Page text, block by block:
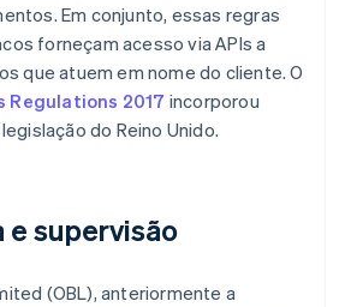
Em conjunto, essas regras
forneçam acesso via APIs a
que atuem em nome do cliente. O
Regulations 2017 incorporou
do Reino Unido.
e supervisão
(OBL), anteriormente a